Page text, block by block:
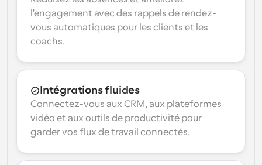
l'engagement avec des rappels de rendez-
vous automatiques pour les clients et les
coachs.
Intégrations fluides
Connectez-vous aux CRM, aux plateformes
vidéo et aux outils de productivité pour
garder vos flux de travail connectés.